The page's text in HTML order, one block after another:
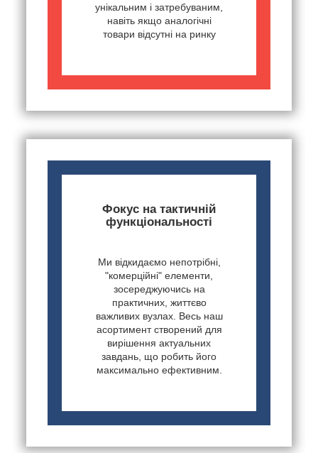
унікальним і затребуваним,
навіть якщо аналогічні
товари відсутні на ринку
Фокус на тактичній
функціональності
Ми відкидаємо непотрібні,
"комерційні" елементи,
зосереджуючись на
практичних, життєво
важливих вузлах. Весь наш
асортимент створений для
вирішення актуальних
завдань, що робить його
максимально ефективним.